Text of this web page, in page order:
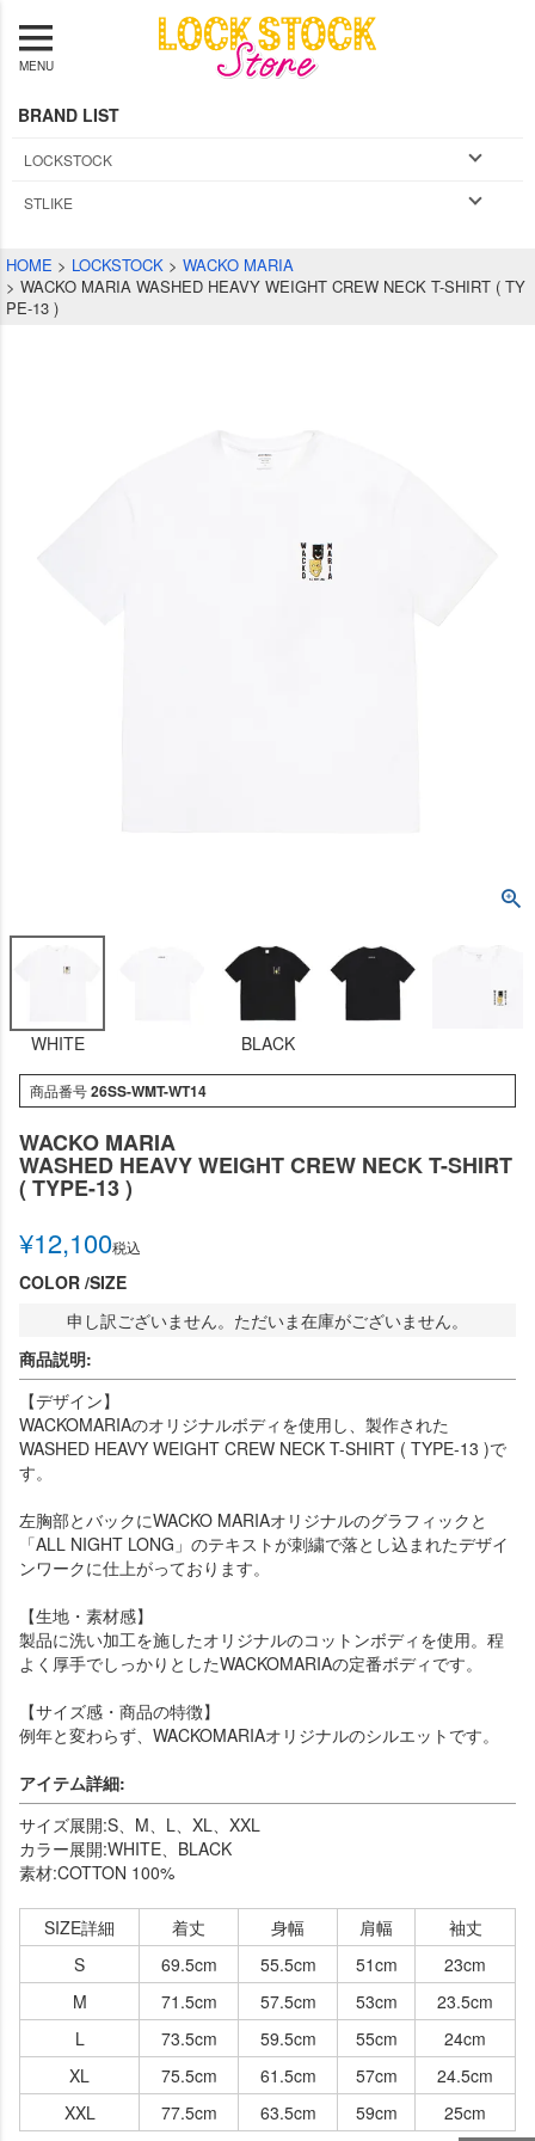
MENU
BRAND LIST
LOCKSTOCK
STLIKE
HOME LOCKSTOCK
WACKO MARIA
WACKO MARIA WASHED HEAVY WEIGHT CREW NECK T-SHIRT ( TY
PE-13 )
WHITE BLACK
商品番号26SS-WMT-WT14
WACKO MARIA
WASHED HEAVY WEIGHT CREW NECK T-SHIRT
( TYPE-13 )
¥12,100税込
COLOR SIZE
申し訳ございません。ただいま在庫がございません。
商品説明:
【デザイン】
WACKOMARIAのオリジナルボディを使用し、製作された
WASHED HEAVY WEIGHT CREW NECK T-SHIRT ( TYPE-13 )で
す。
左胸部とバックにWACKO MARIAオリジナルのグラフィックと
「ALL NIGHT LONG」のテキストが刺繍で落とし込まれたデザイ
ンワークに仕上がっております。
【生地・素材感】
製品に洗い加工を施したオリジナルのコットンボディを使用。程
よく厚手でしっかりとしたWACKOMARIAの定番ボディです。
【サイズ感・商品の特徴】
例年と変わらず、WACKOMARIAオリジナルのシルエットです。
アイテム詳細:
サイズ展開:S、M、L、XL、XXL
カラー展開:WHITE、BLACK
素材:COTTON 100%
SIZE詳細 着丈 身幅 肩幅
袖丈
S
69.5cm 55.5cm 51cm
23cm
M
71.5cm 57.5cm 53cm
23.5cm
L
73.5cm 59.5cm 55cm
24cm
XL
75.5cm 61.5cm 57cm
24.5cm
XXL
77.5cm 63.5cm 59cm 25cm